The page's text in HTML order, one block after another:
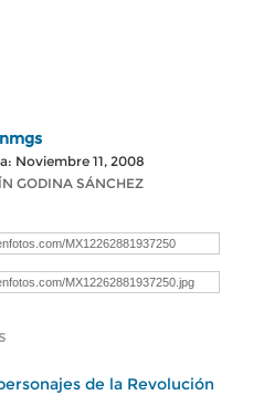
Noviembre 11, 2008
GODINA SÁNCHEZ
de la Revolución